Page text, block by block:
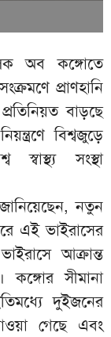
অব কঙ্গোতে
প্রাণহানি
বাড়ছে
বিশ্বজুড়ে
সংস্থা
নতুন
এই ভাইরাসের
আক্রান্ত
কঙ্গোর সীমানা
দুইজনের
গেছে এবং